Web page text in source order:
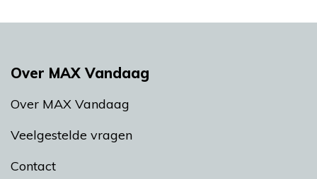
Over MAX Vandaag
Over MAX Vandaag
Veelgestelde vragen
Contact